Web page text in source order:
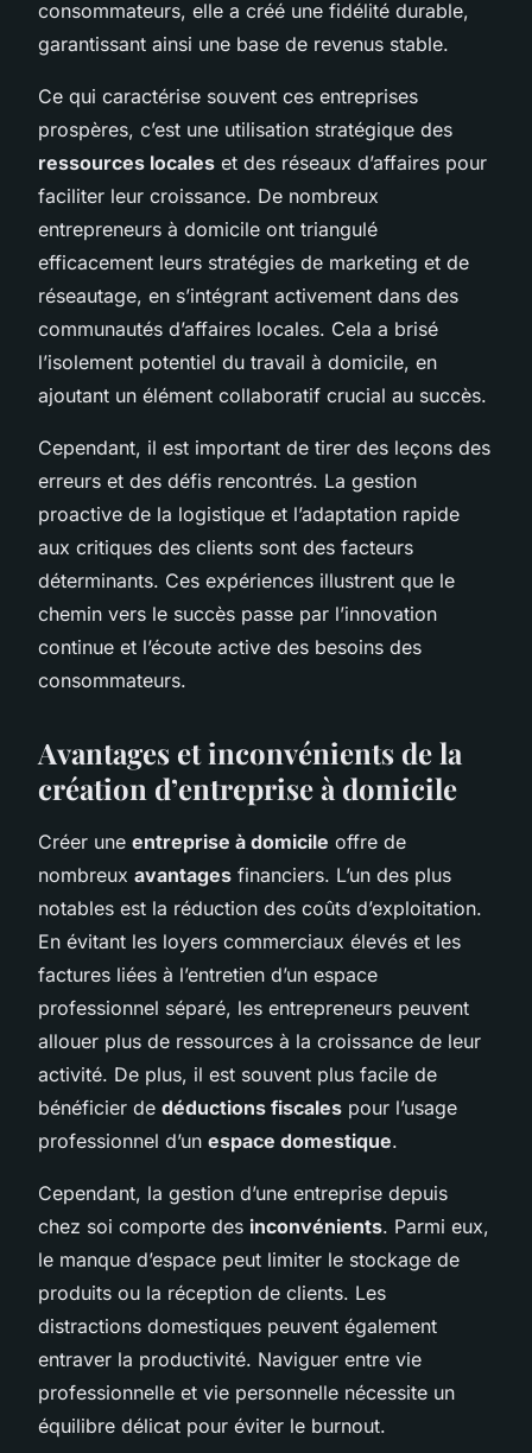
consommateurs, elle a créé une fidélité durable,
garantissant ainsi une base de revenus stable.
Ce qui caractérise souvent ces entreprises
prospères, c’est une utilisation stratégique des
ressources locales et des réseaux d’affaires pour
faciliter leur croissance. De nombreux
entrepreneurs à domicile ont triangulé
efficacement leurs stratégies de marketing et de
réseautage, en s’intégrant activement dans des
communautés d’affaires locales. Cela a brisé
l’isolement potentiel du travail à domicile, en
ajoutant un élément collaboratif crucial au succès.
Cependant, il est important de tirer des leçons des
erreurs et des défis rencontrés. La gestion
proactive de la logistique et l’adaptation rapide
aux critiques des clients sont des facteurs
déterminants. Ces expériences illustrent que le
chemin vers le succès passe par l’innovation
continue et l’écoute active des besoins des
consommateurs.
Avantages et inconvénients de la
création d’entreprise à domicile
Créer une entreprise à domicile offre de
nombreux avantages financiers. L’un des plus
notables est la réduction des coûts d’exploitation.
En évitant les loyers commerciaux élevés et les
factures liées à l’entretien d’un espace
professionnel séparé, les entrepreneurs peuvent
allouer plus de ressources à la croissance de leur
activité. De plus, il est souvent plus facile de
bénéficier de déductions fiscales pour l’usage
professionnel d’un espace domestique.
Cependant, la gestion d’une entreprise depuis
chez soi comporte des inconvénients. Parmi eux,
le manque d’espace peut limiter le stockage de
produits ou la réception de clients. Les
distractions domestiques peuvent également
entraver la productivité. Naviguer entre vie
professionnelle et vie personnelle nécessite un
équilibre délicat pour éviter le burnout.